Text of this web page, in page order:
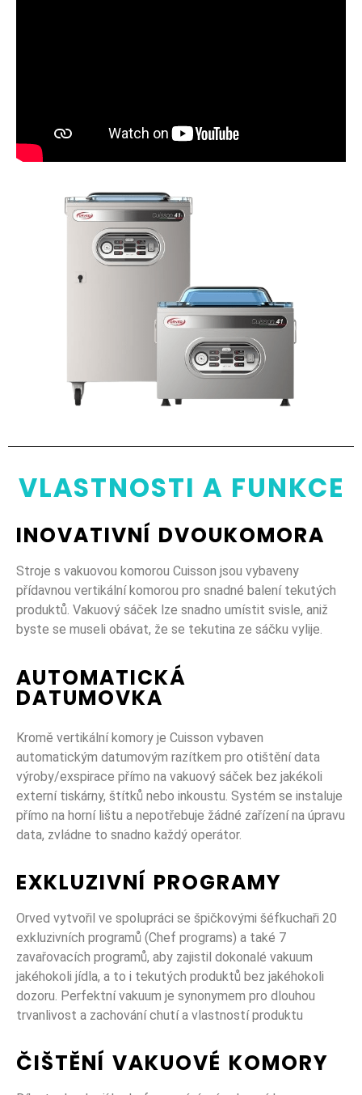
VLASTNOSTI A FUNKCE
INOVATIVNÍ DVOUKOMORA
Stroje s vakuovou komorou Cuisson jsou vybaveny
přídavnou vertikální komorou pro snadné balení tekutých
produktů. Vakuový sáček lze snadno umístit svisle, aniž
byste se museli obávat, že se tekutina ze sáčku vylije.
AUTOMATICKÁ
DATUMOVKA
Kromě vertikální komory je Cuisson vybaven
automatickým datumovým razítkem pro otištění data
výroby/exspirace přímo na vakuový sáček bez jakékoli
externí tiskárny, štítků nebo inkoustu. Systém se instaluje
přímo na horní lištu a nepotřebuje žádné zařízení na úpravu
data, zvládne to snadno každý operátor.
EXKLUZIVNÍ PROGRAMY
Orved vytvořil ve spolupráci se špičkovými šéfkuchaři 20
exkluzivních programů (Chef programs) a také 7
zavařovacích programů, aby zajistil dokonalé vakuum
jakéhokoli jídla, a to i tekutých produktů bez jakéhokoli
dozoru. Perfektní vakuum je synonymem pro dlouhou
trvanlivost a zachování chutí a vlastností produktu
ČIŠTĚNÍ VAKUOVÉ KOMORY